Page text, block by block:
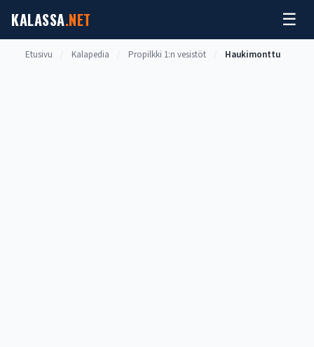
sisältöön
KALASSA.NET ☰
Etusivu Kalapedia Propilkki 1:n vesistöt Haukimonttu